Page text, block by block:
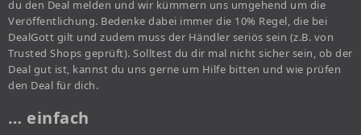
du den Deal melden und wir kümmern uns umgehend um die
Veröffentlichung. Bedenke dabei immer die 10% Regel, die bei
DealGott gilt und zudem muss der Händler seriös sein (z.B. von
Trusted Shops geprüft). Solltest du dir mal nicht sicher sein, ob der
Deal gut ist, kannst du uns gerne um Hilfe bitten und wie prüfen
den Deal für dich.
… einfach